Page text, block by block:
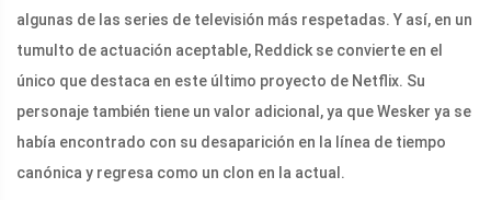
algunas de las series de televisión más respetadas. Y así, en un
tumulto de actuación aceptable, Reddick se convierte en el
único que destaca en este último proyecto de Netflix. Su
personaje también tiene un valor adicional, ya que Wesker ya se
había encontrado con su desaparición en la línea de tiempo
canónica y regresa como un clon en la actual.